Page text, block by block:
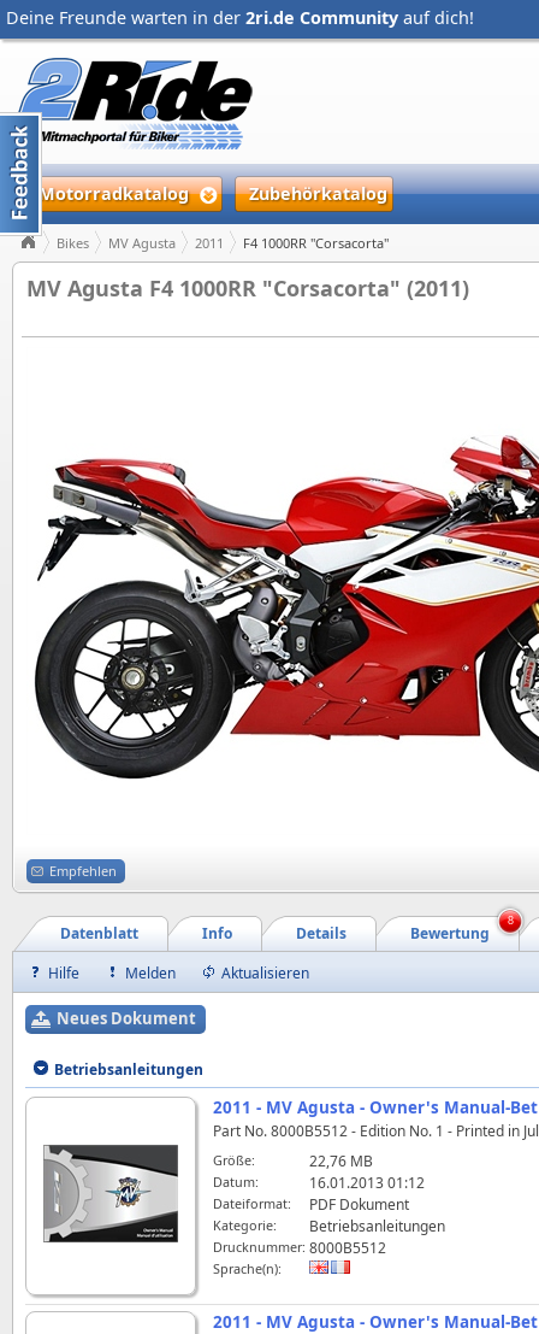
Deine Freunde warten in der 2ri.de Community auf dich!
Motorradkatalog Zubehörkatalog
Bikes MV Agusta 2011 F4 1000RR "Corsacorta"
MV Agusta F4 1000RR "Corsacorta" (2011)
Empfehlen
Bewertung
Details
Info
Datenblatt
8
Hilfe Melden Aktualisieren
Neues Dokument
Betriebsanleitungen
2011 - MV Agusta - Owner's Manual-
Part No. 8000B5512 - Edition No. 1 - Printed in
Größe: 22,76 MB
Datum: 16.01.2013 01:12
Dateiformat: PDF Dokument
Kategorie: Betriebsanleitungen
Drucknummer: 8000B5512
Sprache(n):
2011 - MV Agusta - Owner's Manual-